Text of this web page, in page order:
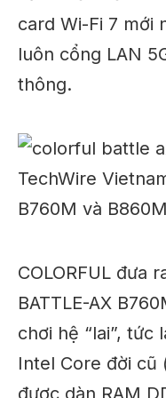
card Wi-Fi 7 mới
luôn cổng LAN
thông.
COLORFUL đưa
BATTLE-AX
chơi hệ “lai”, tức
Intel Core đời cũ